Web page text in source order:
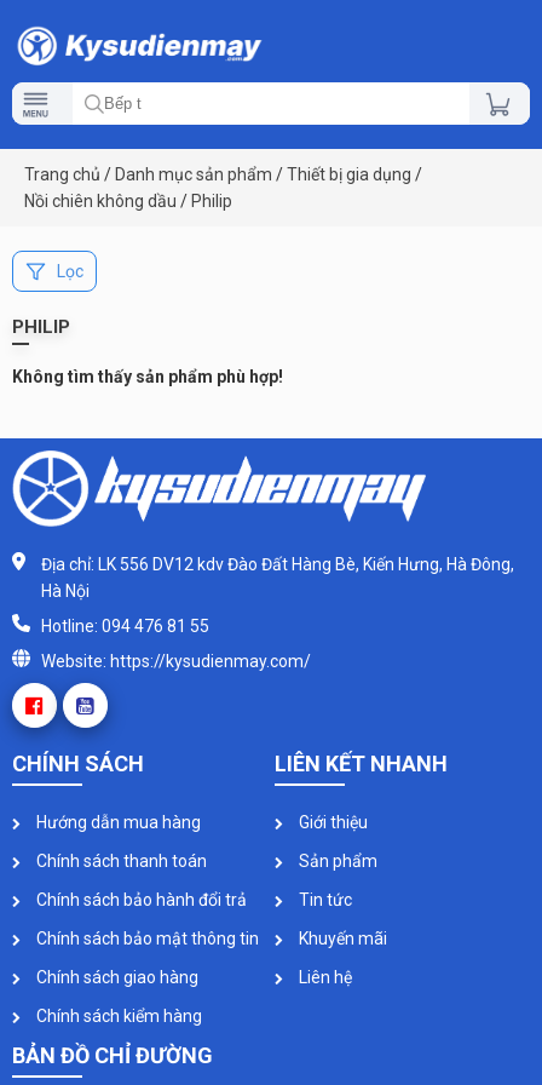
Trang chủ / Danh mục sản phẩm /Thiết bị gia dụng /
Nồi chiên không dầu / Philip
Lọc
PHILIP
Không tìm thấy sản phẩm phù hợp!
Địa chỉ: LK 556 DV12 kdv Đào Đất Hàng Bè, Kiến Hưng, Hà Đông,
Hà Nội
Hotline: 094 476 81 55
Website: https://kysudienmay.com/
CHÍNH SÁCH
Hướng dẫn mua hàng
Chính sách thanh toán
Chính sách bảo hành đổi trả
Chính sách bảo mật thông tin
Chính sách giao hàng
Chính sách kiểm hàng
LIÊN KẾT NHANH
Giới thiệu
Sản phẩm
Tin tức
Khuyến mãi
Liên hệ
BẢN ĐỒ CHỈ ĐƯỜNG